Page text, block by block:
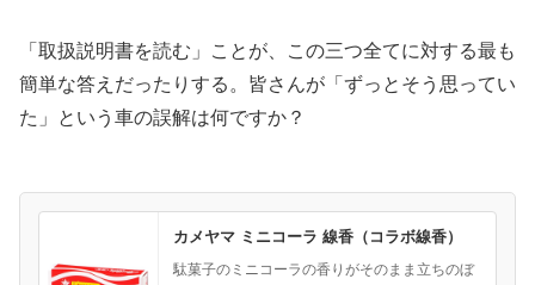
「取扱説明書を読む」ことが、この三つ全てに対する最も
簡単な答えだったりする。皆さんが「ずっとそう思ってい
た」という車の誤解は何ですか？
カメヤマ ミニコーラ 線香（コラボ線香）
駄菓子のミニコーラの香りがそのまま立ちのぼ